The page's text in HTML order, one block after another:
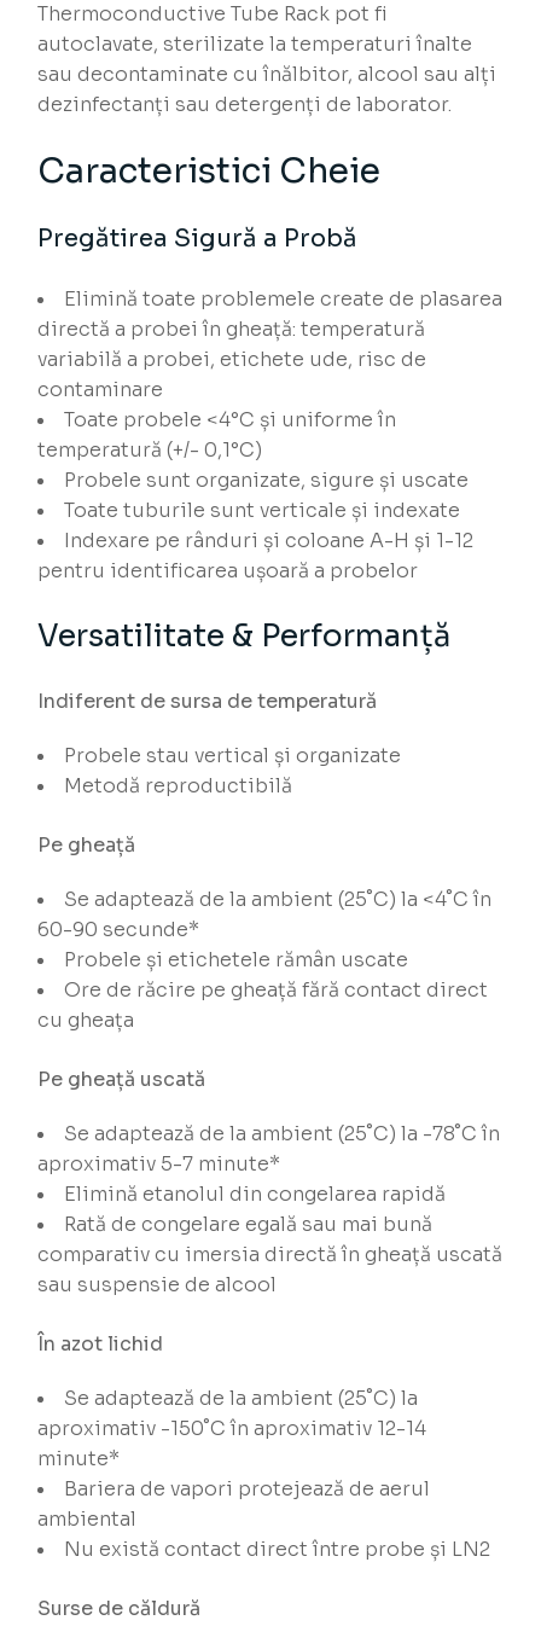
Thermoconductive Tube Rack pot fi
autoclavate, sterilizate la temperaturi înalte
sau decontaminate cu înălbitor, alcool sau alți
dezinfectanți sau detergenți de laborator.
Caracteristici Cheie
Pregătirea Sigură a Probă
Elimină toate problemele create de plasarea
directă a probei în gheață: temperatură
variabilă a probei, etichete ude, risc de
contaminare
Toate probele <4°C și uniforme în
temperatură (+/- 0,1°C)
Probele sunt organizate, sigure și uscate
Toate tuburile sunt verticale și indexate
Indexare pe rânduri și coloane A-H și 1-12
pentru identificarea ușoară a probelor
Versatilitate & Performanță
Indiferent de sursa de temperatură
Probele stau vertical și organizate
Metodă reproductibilă
Pe gheață
Se adaptează de la ambient (25˚C) la <4˚C în
60-90 secunde*
Probele și etichetele rămân uscate
Ore de răcire pe gheață fără contact direct
cu gheața
Pe gheață uscată
Se adaptează de la ambient (25˚C) la -78˚C în
aproximativ 5-7 minute*
Elimină etanolul din congelarea rapidă
Rată de congelare egală sau mai bună
comparativ cu imersia directă în gheață uscată
sau suspensie de alcool
În azot lichid
Se adaptează de la ambient (25˚C) la
aproximativ -150˚C în aproximativ 12-14
minute*
Bariera de vapori protejează de aerul
ambiental
Nu există contact direct între probe și LN2
Surse de căldură